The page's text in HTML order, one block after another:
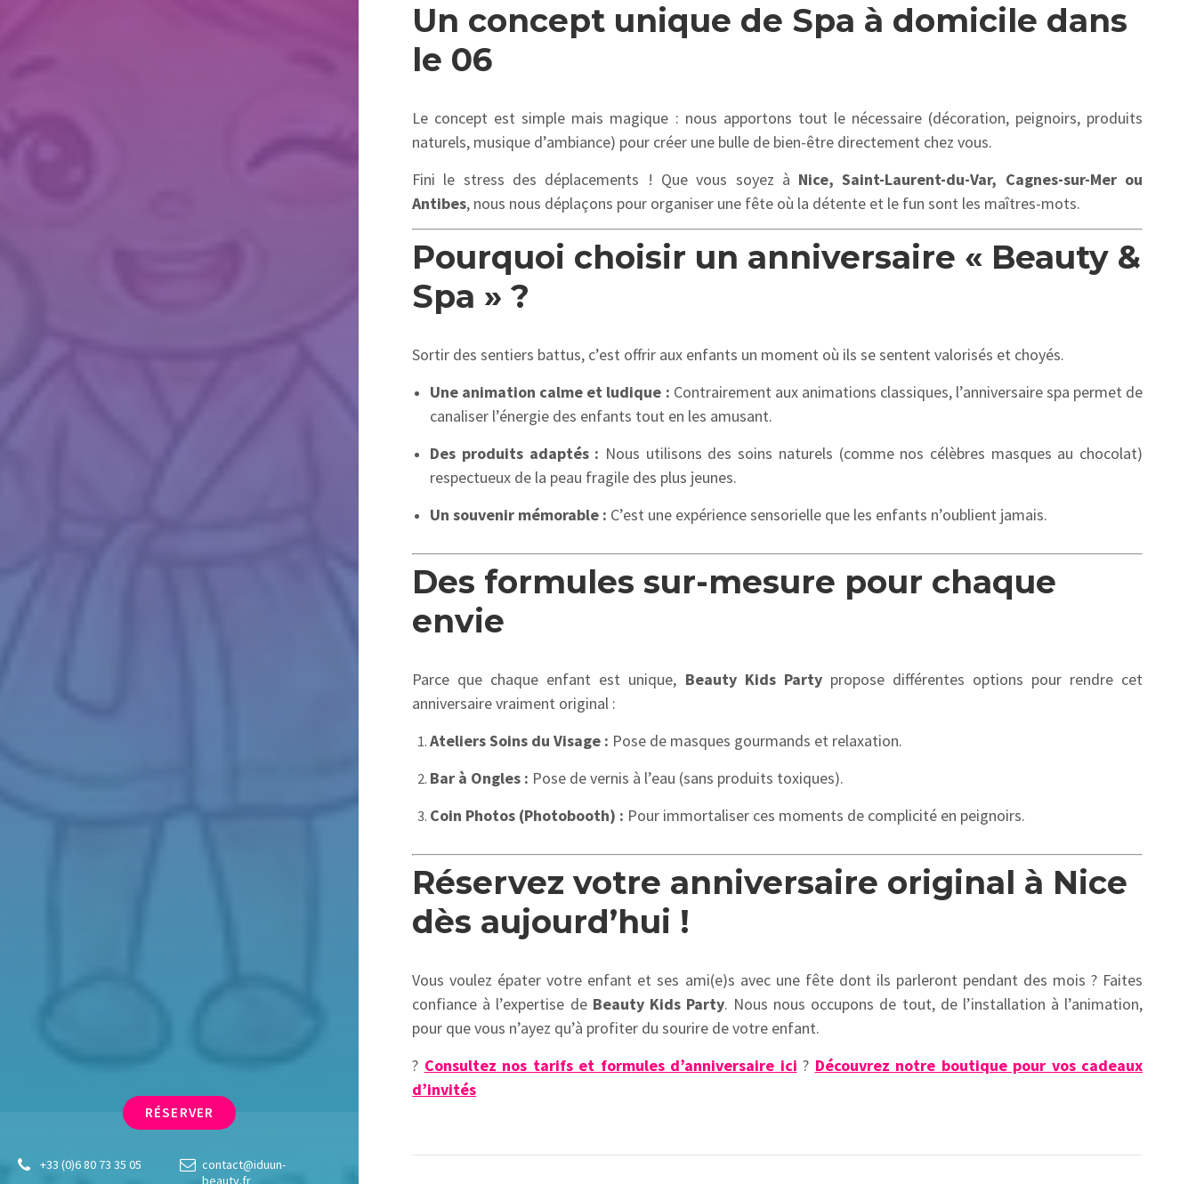
RÉSERVER
+33 (0)6 80 73 35 05
contact@iduun-
beauty.fr
Un concept unique de Spa à domicile dans
le 06
Le concept est simple mais magique : nous apportons tout le nécessaire (décoration, peignoirs, produits
naturels, musique d’ambiance) pour créer une bulle de bien-être directement chez vous.
Fini le stress des déplacements ! Que vous soyez à Nice, Saint-Laurent-du-Var, Cagnes-sur-Mer ou
Antibes, nous nous déplaçons pour organiser une fête où la détente et le fun sont les maîtres-mots.
Pourquoi choisir un anniversaire « Beauty &
Spa » ?
Sortir des sentiers battus, c’est offrir aux enfants un moment où ils se sentent valorisés et choyés.
Une animation calme et ludique : Contrairement aux animations classiques, l’anniversaire spa permet de
canaliser l’énergie des enfants tout en les amusant.
Des produits adaptés : Nous utilisons des soins naturels (comme nos célèbres masques au chocolat)
respectueux de la peau fragile des plus jeunes.
Un souvenir mémorable : C’est une expérience sensorielle que les enfants n’oublient jamais.
Des formules sur-mesure pour chaque
envie
Parce que chaque enfant est unique, Beauty Kids Partypropose différentes options pour rendre cet
anniversaire vraiment original :
Ateliers Soins du Visage : Pose de masques gourmands et relaxation.
Bar à Ongles : Pose de vernis à l’eau (sans produits toxiques).
Coin Photos (Photobooth) : Pour immortaliser ces moments de complicité en peignoirs.
Réservez votre anniversaire original à Nice
dès aujourd’hui !
Vous voulez épater votre enfant et ses ami(e)s avec une fête dont ils parleront pendant des mois ? Faites
confiance à l’expertise de Beauty Kids Party. Nous nous occupons de tout, de l’installation à l’animation,
pour que vous n’ayez qu’à profiter du sourire de votre enfant.
? Consultez nos tarifs et formules d’anniversaire ici ? Découvrez notre boutique pour vos cadeaux
d’invités